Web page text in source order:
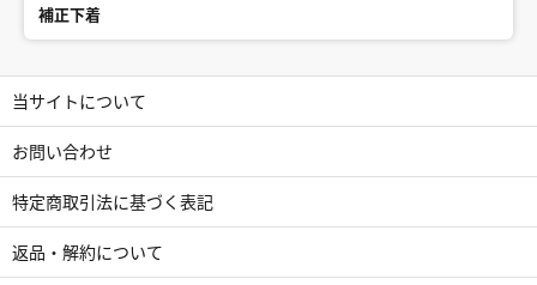
れ、静電気を抑える役目があ
ります。髪の乾燥やパサつき
しっとりとしたまとまりを保
ちます。
[縫製について]
中のゴムを上質なシルク生地
で包み込む贅沢な仕様です。
生地の端まで丁寧に処理され
ており、
シルクの光沢がどの角度から
補正下着
当サイトについて
お問い合わせ
特定商取引法に基づく表記
返品・解約について